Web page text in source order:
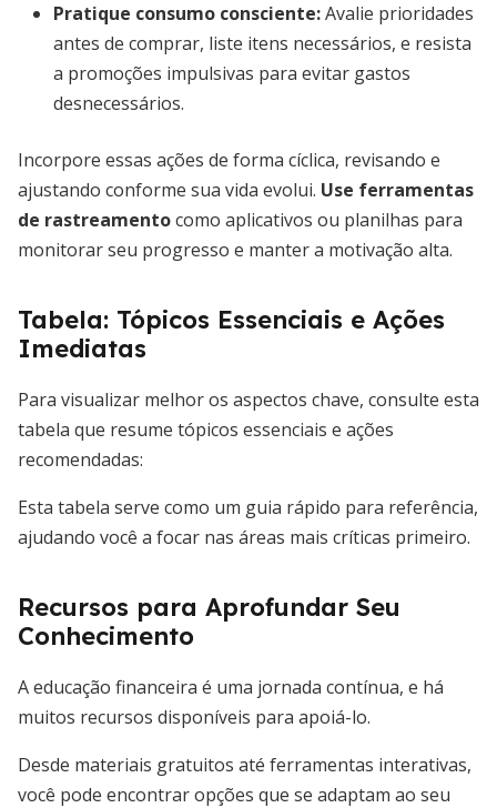
Pratique consumo consciente:Avalie prioridades
antes de comprar, liste itens necessários, e resista
a promoções impulsivas para evitar gastos
desnecessários.
Incorpore essas ações de forma cíclica, revisando e
ajustando conforme sua vida evolui. Use ferramentas
de rastreamentocomo aplicativos ou planilhas para
monitorar seu progresso e manter a motivação alta.
Tabela: Tópicos Essenciais e Ações
Imediatas
Para visualizar melhor os aspectos chave, consulte esta
tabela que resume tópicos essenciais e ações
recomendadas:
Esta tabela serve como um guia rápido para referência,
ajudando você a focar nas áreas mais críticas primeiro.
Recursos para Aprofundar Seu
Conhecimento
A educação financeira é uma jornada contínua, e há
muitos recursos disponíveis para apoiá-lo.
Desde materiais gratuitos até ferramentas interativas,
você pode encontrar opções que se adaptam ao seu